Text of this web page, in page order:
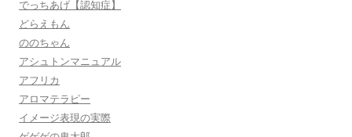
でっちあげ【認知症】
どらえもん
ののちゃん
アシュトンマニュアル
アフリカ
アロマテラピー
イメージ表現の実際